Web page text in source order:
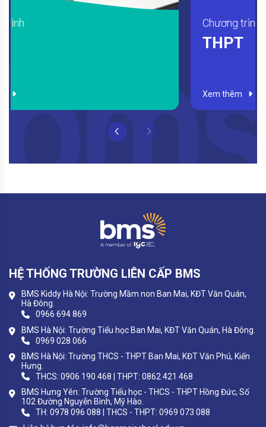
HỆ THỐNG TRƯỜNG LIÊN CẤP BMS
BMS Kiddy Hà Nội: Trường Mầm non Ban Mai, KĐT Văn Quán,
Hà Đông.
0966 694 869
BMS Hà Nội: Trường Tiểu học Ban Mai, KĐT Văn Quán, Hà Đông.
0969 028 066
BMS Hà Nội: Trường THCS - THPT Ban Mai, KĐT Văn Phú, Kiến
Hưng.
THCS: 0906 190 468 | THPT: 0862 421 468
BMS Hưng Yên: Trường Tiểu học - THCS - THPT Hồng Đức, Số
102 Đường Nguyễn Bình, Mỹ Hào.
TH: 0978 096 088 | THCS - THPT: 0969 073 088